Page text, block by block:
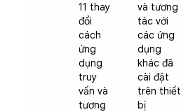
11 thay
đổi
cách
ứng
dụng
truy
vấn và
tương
và tương
tác với
các ứng
dụng
khác đã
cài đặt
trên thiết
bị